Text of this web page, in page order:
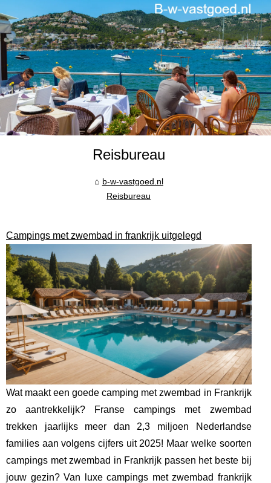
Reisbureau
b-w-vastgoed.nl
Reisbureau
Campings met zwembad in frankrijk uitgelegd
Wat maakt een goede camping met zwembad in Frankrijk
zo aantrekkelijk? Franse campings met zwembad
trekken jaarlijks meer dan 2,3 miljoen Nederlandse
families aan volgens cijfers uit 2025! Maar welke soorten
campings met zwembad in Frankrijk passen het beste bij
jouw gezin? Van luxe campings met zwembad frankrijk